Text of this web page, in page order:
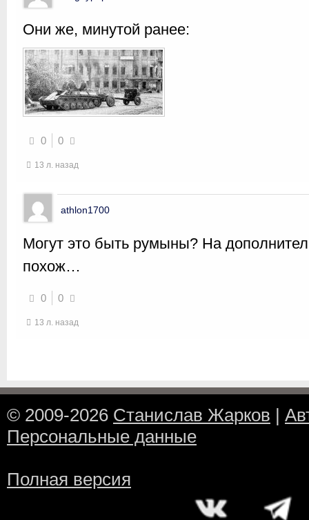
Они же, минутой ранее:
0 0
13 л. назад
athlon1700
Могут это быть румыны? На
похож…
0 0
13 л. назад
© 2009-2026 Станислав Жарков |
Персональные данные
Полная версия